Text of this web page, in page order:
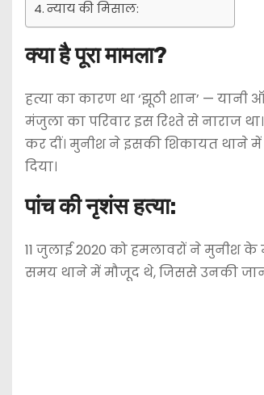
न्याय की मिसाल:
क्या है पूरा मामला?
हत्या का कारण था ‘झूठी शान’ —
मंजुला का परिवार इस रिश्ते से नाराज
कर दीं। मुनीश ने इसकी शिकायत थाने में
दिया।
पांच की नृशंस हत्या:
11 जुलाई 2020 को हमलावरों ने मुनीश
समय थाने में मौजूद थे, जिससे उनकी